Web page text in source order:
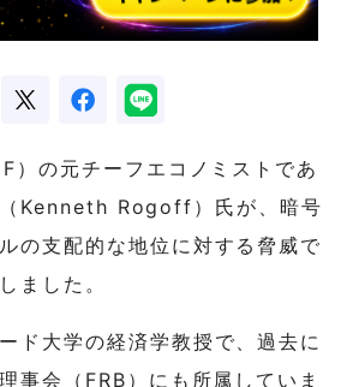
）の元チーフエコノミストであ
（Kenneth Rogoff）氏が、暗号
の支配的な地位に対する脅威で
ました。
ド大学の経済学教授で、過去に
事会（FRB）にも所属していま